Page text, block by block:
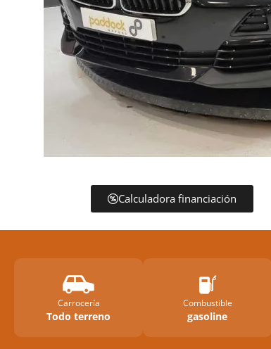
Calculadora financiación
Carrocería
Todo terreno
Combustible
gasoline